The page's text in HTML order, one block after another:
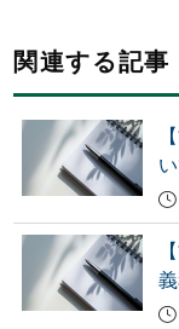
関連する記事